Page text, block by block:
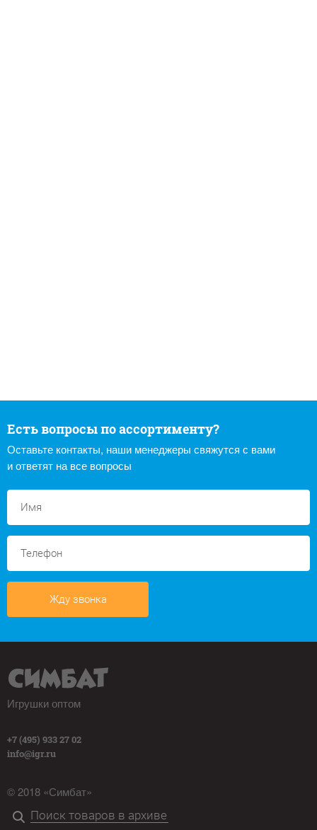
Есть вопросы по ассортименту?
Оставьте контакты, наши менеджеры свяжутся с вами
и ответят на все вопросы
Жду звонка
Игрушки оптом
+7 (495) 933 27 02
info@igr.ru
© 2018 «Симбат»